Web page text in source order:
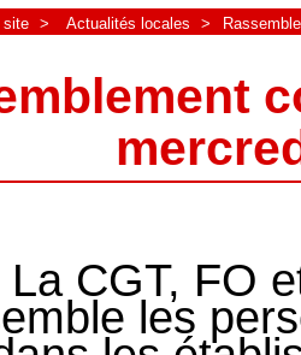
site > Actualités locales >
La CGT, FO
les